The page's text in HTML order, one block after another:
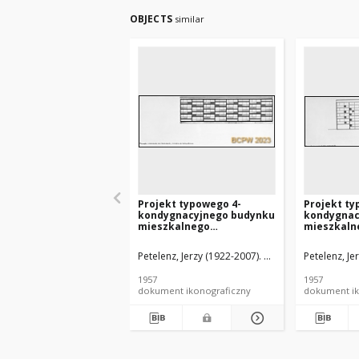
OBJECTS similar
Projekt typowego 4-
kondygnacyjnego budynku
mieszkalnego
uprzemysłowioną -
Konkurs SARP nr 231 :
Zdj. 17, Kolorystyczne
rozwiązanie elewacji
Petelenz, Jerzy (1922-2007). Architekt Herzog,
1957
dokument ikonograficzny
Projekt
Konkurs
Zdj. 1,
Petelenz,
1957
dokument